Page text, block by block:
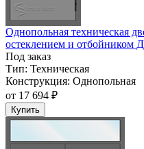
Однопольная техническая
остеклением и отбойником
Под заказ
Тип: Техническая
Конструкция: Однопольная
от 17 694 ₽
Купить